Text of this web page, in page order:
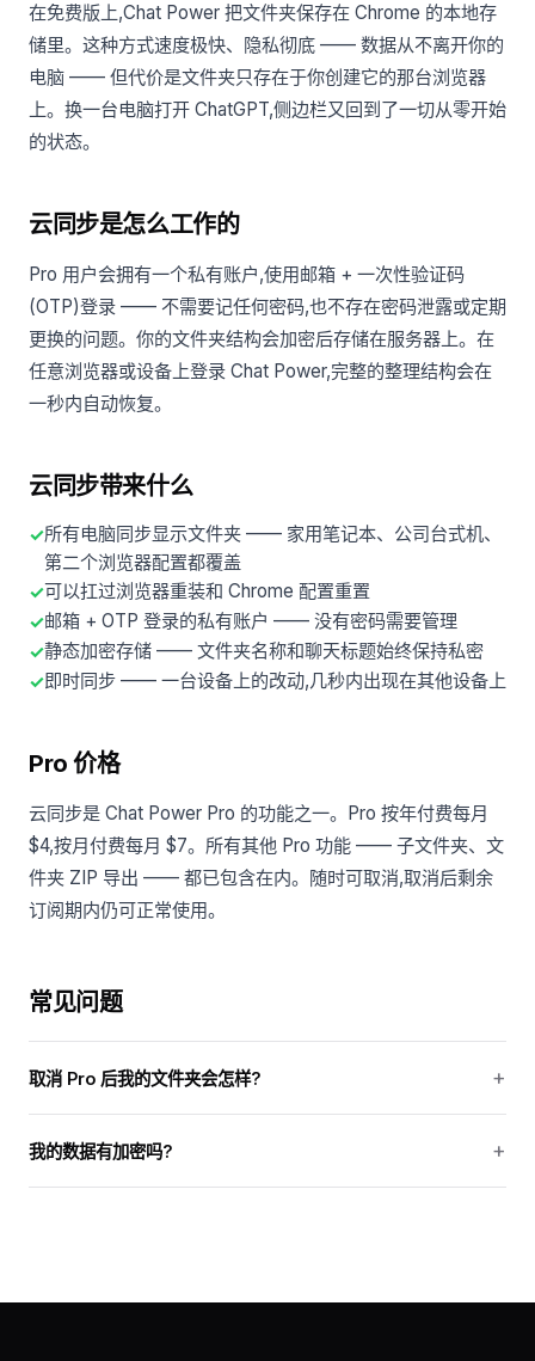
在免费版上,Chat Power 把文件夹保存在 Chrome 的本地存
储里。这种方式速度极快、隐私彻底 —— 数据从不离开你的
电脑 —— 但代价是文件夹只存在于你创建它的那台浏览器
上。换一台电脑打开 ChatGPT,侧边栏又回到了一切从零开始
的状态。
云同步是怎么工作的
Pro 用户会拥有一个私有账户,使用邮箱 + 一次性验证码
(OTP)登录 —— 不需要记任何密码,也不存在密码泄露或定期
更换的问题。你的文件夹结构会加密后存储在服务器上。在
任意浏览器或设备上登录 Chat Power,完整的整理结构会在
一秒内自动恢复。
云同步带来什么
所有电脑同步显示文件夹 —— 家用笔记本、公司台式机、
第二个浏览器配置都覆盖
可以扛过浏览器重装和 Chrome 配置重置
邮箱 + OTP 登录的私有账户 —— 没有密码需要管理
静态加密存储 —— 文件夹名称和聊天标题始终保持私密
即时同步 —— 一台设备上的改动,几秒内出现在其他设备上
Pro 价格
云同步是 Chat Power Pro 的功能之一。Pro 按年付费每月
$4,按月付费每月 $7。所有其他 Pro 功能 —— 子文件夹、文
件夹 ZIP 导出 —— 都已包含在内。随时可取消,取消后剩余
订阅期内仍可正常使用。
常见问题
取消 Pro 后我的文件夹会怎样?
我的数据有加密吗?